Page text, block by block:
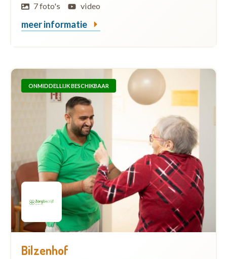
7 foto's
video
meer informatie
ONMIDDELLIJK BESCHIKBAAR
Bilzenhof